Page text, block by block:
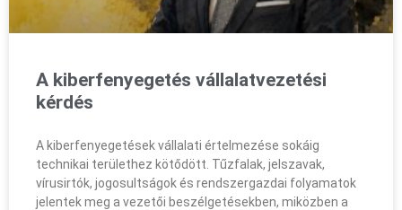
A kiberfenyegetés vállalatvezetési
kérdés
A kiberfenyegetések vállalati értelmezése sokáig
technikai területhez kötődött. Tűzfalak, jelszavak,
vírusirtók, jogosultságok és rendszergazdai folyamatok
jelentek meg a vezetői beszélgetésekben, miközben a